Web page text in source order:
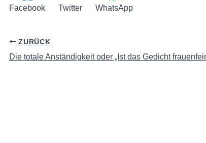
Facebook Twitter WhatsApp
ZURÜCK
Die totale Anständigkeit oder „Ist das Gedicht